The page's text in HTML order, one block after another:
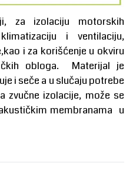
za izolaciju motorskih
i ventilaciju,
i za korišćenje u okviru
obloga. Materijal je
i seče a u slučaju potrebe
zvučne izolacije, može se
membranama u